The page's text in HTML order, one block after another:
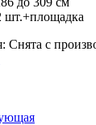
шт.+площадка
Снята с